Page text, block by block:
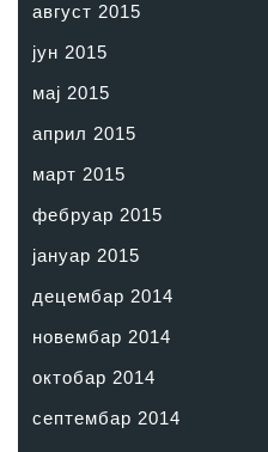
август 2015
јун 2015
мај 2015
април 2015
март 2015
фебруар 2015
јануар 2015
децембар 2014
новембар 2014
октобар 2014
септембар 2014